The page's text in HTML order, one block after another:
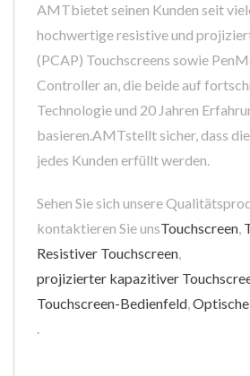
AMTbietet seinen Kunden seit
hochwertige resistive und
(PCAP) Touchscreens sowie
Controller an, die beide auf
Technologie und 20 Jahren
basieren.AMTstellt sicher, dass
jedes Kunden erfüllt werden.
Sehen Sie sich unsere
kontaktieren Sie unsTouchscreen,
Resistiver Touchscreen,
projizierter kapazitiver
Touchscreen-Bedienfeld,
.